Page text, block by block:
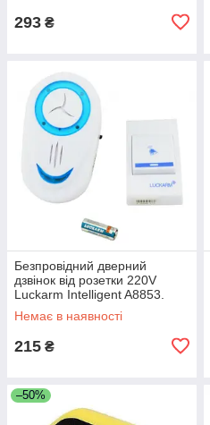
293 ₴
Безпровідний дверний
дзвінок від розетки 220V
Luckarm Intelligent A8853.
Колір блакитний UL-63
Немає в наявності
215 ₴
–50%